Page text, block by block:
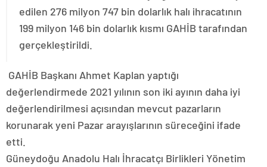
edilen 276 milyon 747 bin dolarlık halı ihracatının
199 milyon 146 bin dolarlık kısmı GAHİB tarafından
gerçekleştirildi.
GAHİB Başkanı Ahmet Kaplan yaptığı
değerlendirmede 2021 yılının son iki ayının daha iyi
değerlendirilmesi açısından mevcut pazarların
korunarak yeni Pazar arayışlarının süreceğini ifade
etti.
Güneydoğu Anadolu Halı İhracatçı Birlikleri Yönetim